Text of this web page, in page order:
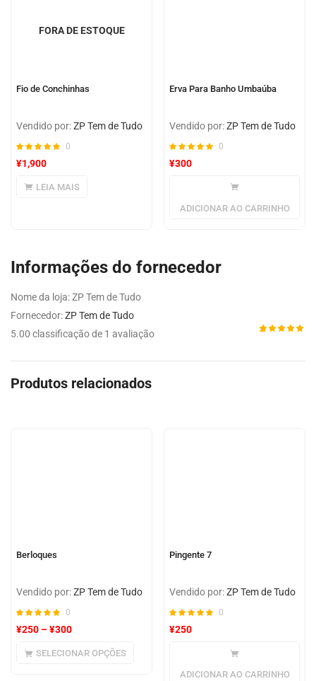
FORA DE ESTOQUE
Fio de Conchinhas
Vendido por:ZP Tem de Tudo
0
¥1,900
LEIA MAIS
Erva Para Banho Umbaúba
Vendido por:ZP Tem de Tudo
0
¥300
ADICIONAR AO CARRINHO
Informações do fornecedor
Nome da loja:ZP Tem de Tudo
Fornecedor:ZP Tem de Tudo
5.00 classificação de 1 avaliação
de 5,
Produtos relacionados
Berloques
Vendido por:ZP Tem de Tudo
0
¥250 –¥300
SELECIONAR OPÇÕES
Pingente 7
Vendido por:ZP Tem de Tudo
0
¥250
ADICIONAR AO CARRINHO